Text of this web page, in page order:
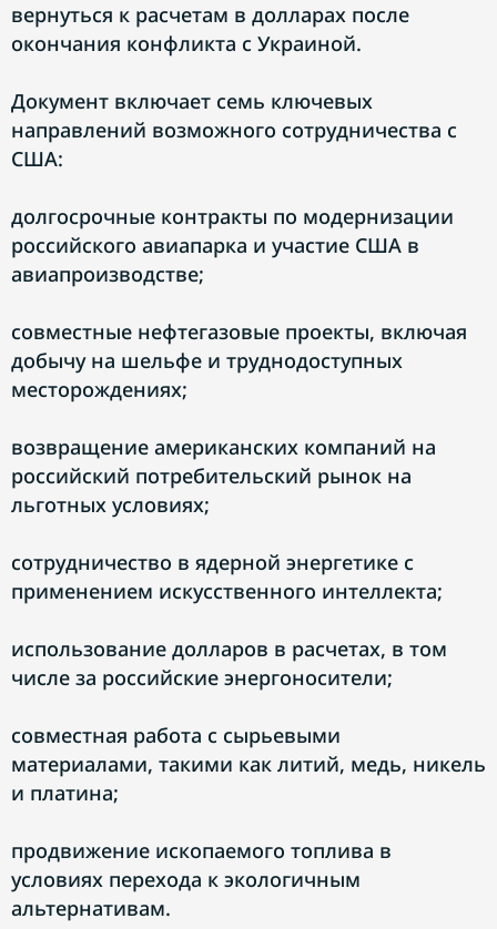
вернуться к расчетам в долларах после
окончания конфликта с Украиной.
Документ включает семь ключевых
направлений возможного сотрудничества с
США:
долгосрочные контракты по модернизации
российского авиапарка и участие США в
авиапроизводстве;
совместные нефтегазовые проекты, включая
добычу на шельфе и труднодоступных
месторождениях;
возвращение американских компаний на
российский потребительский рынок на
льготных условиях;
сотрудничество в ядерной энергетике с
применением искусственного интеллекта;
использование долларов в расчетах, в том
числе за российские энергоносители;
совместная работа с сырьевыми
материалами, такими как литий, медь, никель
и платина;
продвижение ископаемого топлива в
условиях перехода к экологичным
альтернативам.